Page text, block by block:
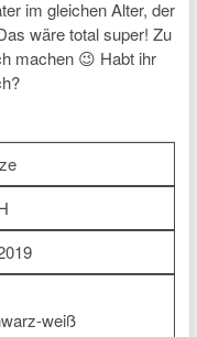
im gleichen Alter, der
wäre total super! Zu
machen 😉 Habt ihr
weiß